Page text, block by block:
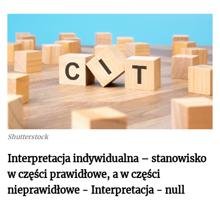
Shutterstock
Interpretacja indywidualna – stanowisko
w części prawidłowe, a w części
nieprawidłowe - Interpretacja - null